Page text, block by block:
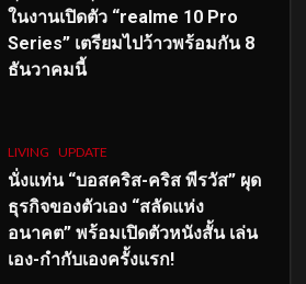
ในงานเปิดตัว “realme 10 Pro
Series” เตรียมไปว้าวพร้อมกัน 8
ธันวาคมนี้
LIVING UPDATE
นั่งแท่น “บอสคริส-คริส พีรวัส” ผุด
ธุรกิจของตัวเอง “สลัดแห่ง
อนาคต” พร้อมเปิดตัวหนังสั้น เล่น
เอง-กำกับเองครั้งแรก!